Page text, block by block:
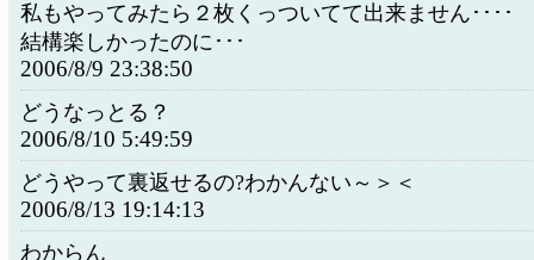
私もやってみたら２枚くっついてて出来ません････
結構楽しかったのに･･･
2006/8/9 23:38:50
どうなっとる？
2006/8/10 5:49:59
どうやって裏返せるの?わかんない～＞＜
2006/8/13 19:14:13
わからん